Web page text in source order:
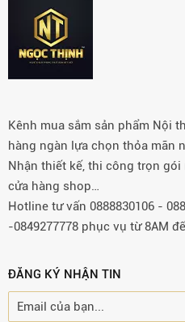
Kênh mua sắm sản phẩm Nội
hàng ngàn lựa chọn thỏa mãn
Nhận thiết kế, thi công trọn
cửa hàng shop…
Hotline tư vấn 0888830106 -
-0849277778 phục vụ từ 8AM
ĐĂNG KÝ NHẬN TIN